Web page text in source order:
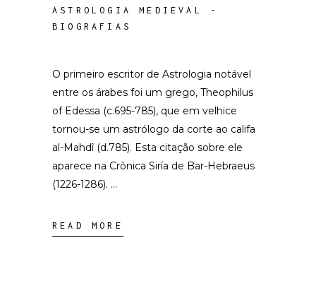
ASTROLOGIA MEDIEVAL -
BIOGRAFIAS
O primeiro escritor de Astrologia notável
entre os árabes foi um grego, Theophilus
of Edessa (c.695-785), que em velhice
tornou-se um astrólogo da corte ao califa
al-Mahdî (d.785). Esta citação sobre ele
aparece na Crônica Siría de Bar-Hebraeus
(1226-1286).
READ MORE